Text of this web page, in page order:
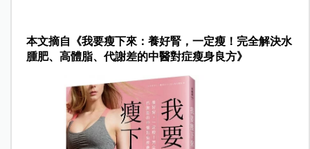
本文摘自《我要瘦下來：養好腎，一定瘦！完全解決水
腫肥、高體脂、代謝差的中醫對症瘦身良方》